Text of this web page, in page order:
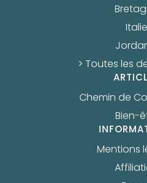
Italie
> Toutes les
Chemin de
Bien-
Mentions